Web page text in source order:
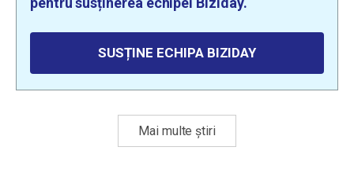
SUSȚINE ECHIPA BIZIDAY
Mai multe știri